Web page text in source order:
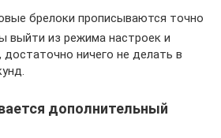
брелоки прописываются точно
выйти из режима настроек и
достаточно ничего не делать в
дополнительный